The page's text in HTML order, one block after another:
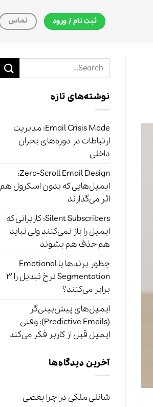
ثبت نام / ورود تماس
نوشته‌های تازه
Email Crisis Mode: مدیریت
ارتباطات در دوره‌های بحران
داخلی
Zero-Scroll Email Design:
ایمیل‌هایی که بدون اسکرول هم
اثر می‌گذارند
Silent Subscribers: کاربرانی که
ایمیل را باز نمی‌کنند ولی نباید
هم حذف هم بشوند
چطور برندها با Emotional
Segmentation نرخ تبدیل را ۳
برابر می‌کنند؟
ایمیل‌های پیش‌بینی‌گر
(Predictive Emails): وقتی
ایمیل قبل از کاربر فکر می‌کند
آخرین دیدگاه‌ها
شانلی ملکی درچرا بعضی